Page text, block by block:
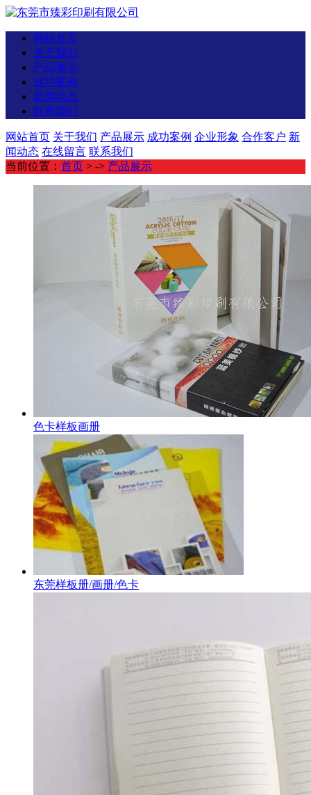
网站首页
关于我们
产品展示
成功案例
新闻动态
联系我们
网站首页 关于我们 产品展示 成功案例 企业形象 合作客户 新
闻动态 在线留言 联系我们
当前位置： 首页 > -> 产品展示
色卡样板画册
东莞样板册/画册/色卡